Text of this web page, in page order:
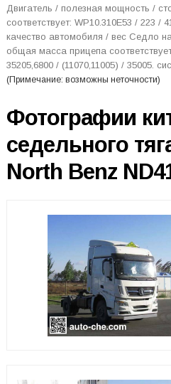
Двигатель / полезная мощность /
соответствует: WP10.310E53 / 223 /
качество автомобиля / вес Седло
общая масса прицепа
35205,6800 / (11070,11005) / 35005.
(Примечание: возможны неточности)
Фотографии
седельного
North Benz